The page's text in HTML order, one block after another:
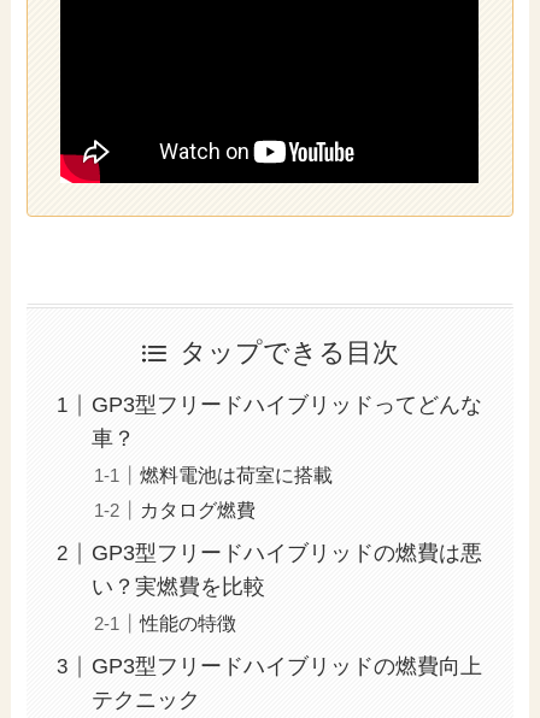
タップできる目次
GP3型フリードハイブリッドってどんな
車？
燃料電池は荷室に搭載
カタログ燃費
GP3型フリードハイブリッドの燃費は悪
い？実燃費を比較
性能の特徴
GP3型フリードハイブリッドの燃費向上
テクニック